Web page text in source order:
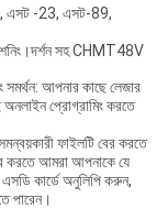
-23, এসট-89,
সহ CHMT48V
সমর্থন: আপনার কাছে লেজার
অনলাইন প্রোগ্রামিং করতে
ফাইলটি বের করতে
করতে আমরা আপনাকে যে
এসডি কার্ডে অনুলিপি করুন,
পারেন।